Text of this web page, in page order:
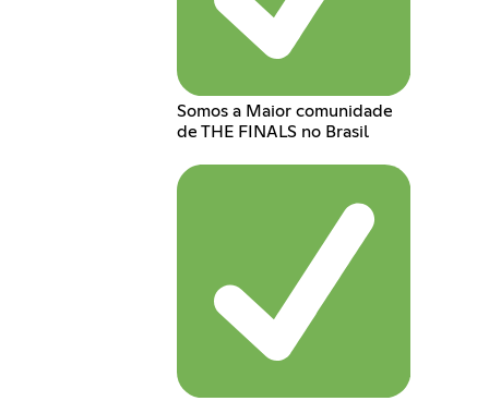
Somos a Maior comunidade
de THE FINALS no Brasil